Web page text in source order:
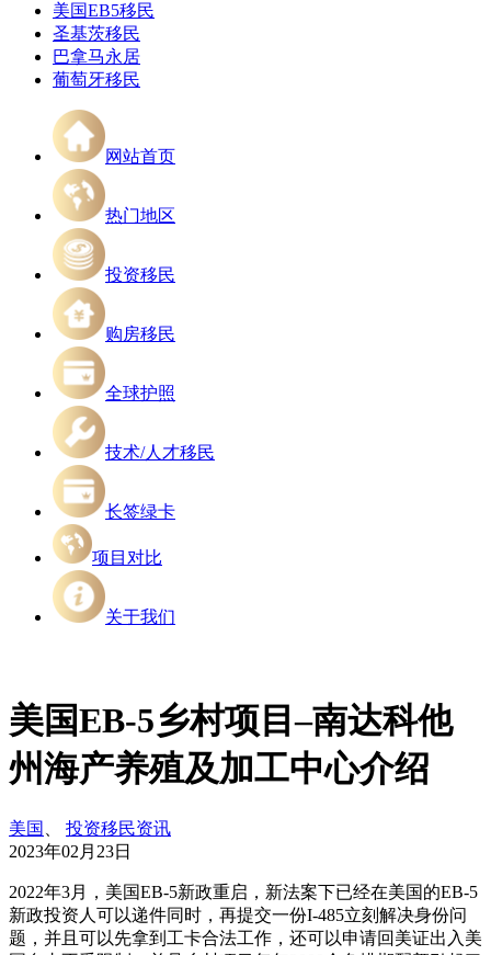
美国EB5移民
圣基茨移民
巴拿马永居
葡萄牙移民
网站首页
热门地区
投资移民
购房移民
全球护照
技术/人才移民
长签绿卡
项目对比
关于我们
美国EB-5乡村项目–南达科他
州海产养殖及加工中心介绍
美国
投资移民资讯
2023年02月23日
2022年3月，美国EB-5新政重启，新法案下已经在美国的EB-5
新政投资人可以递件同时，再提交一份I-485立刻解决身份问
题，并且可以先拿到工卡合法工作，还可以申请回美证出入美